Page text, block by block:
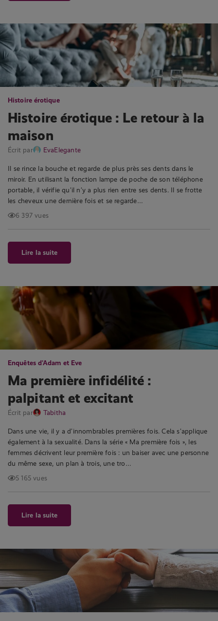
Histoire érotique
Histoire érotique : Le retour à la
maison
Écrit par EvaElegante
Il se rince la bouche et regarde de plus près ses dents dans le
miroir. En utilisant la fonction lampe de poche de son téléphone
portable, il vérifie qu’il n’y a plus rien entre ses dents. Il se frotte
les cheveux une dernière fois et se regarde…
6 397 vues
Lire la suite
Enquêtes d'Adam et Eve
Ma première infidélité :
palpitant et excitant
Écrit par Tabitha
Dans une vie, il y a d’innombrables premières fois. Cela s’applique
également à la sexualité. Dans la série « Ma première fois », les
femmes décrivent leur première fois : un baiser avec une personne
du même sexe, un plan à trois, une tro…
5 165 vues
Lire la suite